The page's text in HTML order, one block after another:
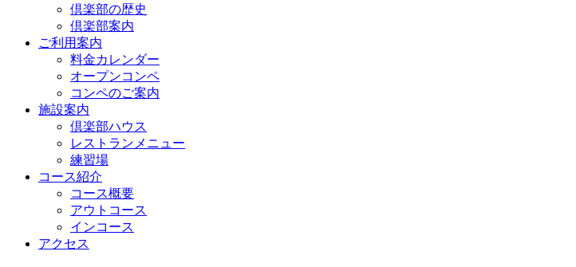
倶楽部の歴史
倶楽部案内
ご利用案内
料金カレンダー
オープンコンペ
コンペのご案内
施設案内
倶楽部ハウス
レストランメニュー
練習場
コース紹介
コース概要
アウトコース
インコース
アクセス